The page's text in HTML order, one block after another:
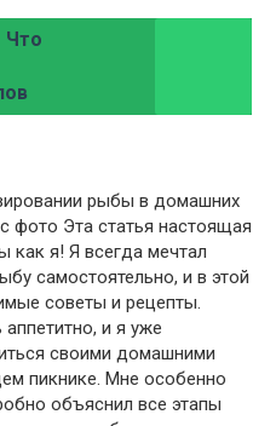
Что
рыбы в домашних
фото Эта статья настоящая
как я! Я всегда мечтал
самостоятельно, и в этой
советы и рецепты.
и я уже
своими домашними
пикнике. Мне особенно
объяснил все этапы